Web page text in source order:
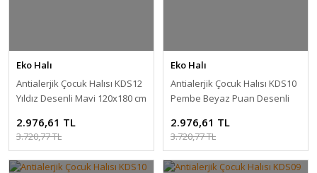
Eko Halı
Antialerjik Çocuk Halısı KDS12
Yıldız Desenli Mavi 120x180 cm
2.976,61 TL
3.720,77 TL
Eko Halı
Antialerjik Çocuk Halısı KDS10
Pembe Beyaz Puan Desenli
2.976,61 TL
3.720,77 TL